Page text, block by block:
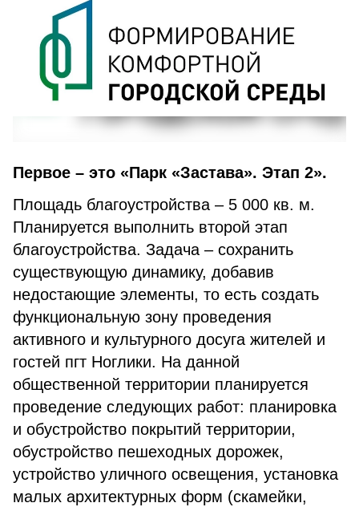
Первое – это «Парк «Застава». Этап 2».
Площадь благоустройства – 5 000 кв. м.
Планируется выполнить второй этап
благоустройства. Задача – сохранить
существующую динамику, добавив
недостающие элементы, то есть создать
функциональную зону проведения
активного и культурного досуга жителей и
гостей пгт Ноглики. На данной
общественной территории планируется
проведение следующих работ: планировка
и обустройство покрытий территории,
обустройство пешеходных дорожек,
устройство уличного освещения, установка
малых архитектурных форм (скамейки,